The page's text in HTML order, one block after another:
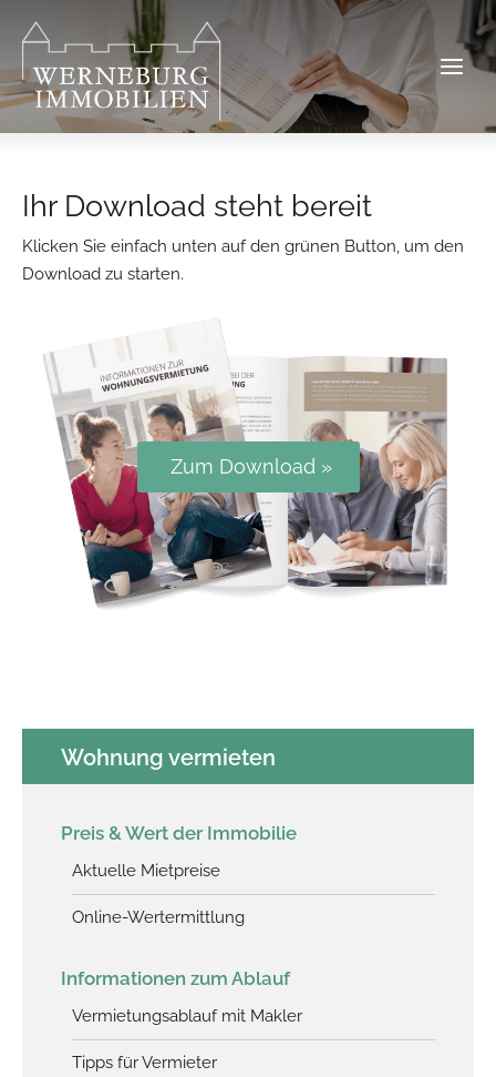
Inhalt
springen
Ihr Download steht bereit
Klicken Sie einfach unten auf den grünen Button, um den
Download zu starten.
Zum Download »
Wohnung vermieten
Preis & Wert der Immobilie
Aktuelle Mietpreise
Online-Wertermittlung
Informationen zum Ablauf
Vermietungsablauf mit Makler
Tipps für Vermieter